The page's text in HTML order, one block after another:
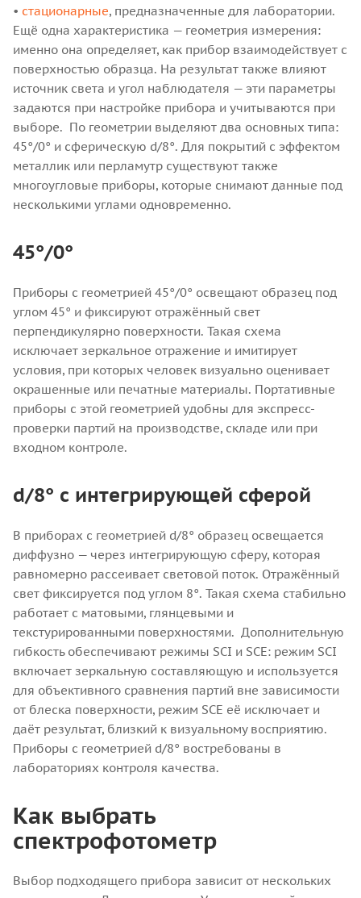
• стационарные, предназначенные для лаборатории.
Ещё одна характеристика — геометрия измерения:
именно она определяет, как прибор взаимодействует с
поверхностью образца. На результат также влияют
источник света и угол наблюдателя — эти параметры
задаются при настройке прибора и учитываются при
выборе. По геометрии выделяют два основных типа:
45°/0° и сферическую d/8°. Для покрытий с эффектом
металлик или перламутр существуют также
многоугловые приборы, которые снимают данные под
несколькими углами одновременно.
45°/0°
Приборы с геометрией 45°/0° освещают образец под
углом 45° и фиксируют отражённый свет
перпендикулярно поверхности. Такая схема
исключает зеркальное отражение и имитирует
условия, при которых человек визуально оценивает
окрашенные или печатные материалы. Портативные
приборы с этой геометрией удобны для экспресс-
проверки партий на производстве, складе или при
входном контроле.
d/8° с интегрирующей сферой
В приборах с геометрией d/8° образец освещается
диффузно — через интегрирующую сферу, которая
равномерно рассеивает световой поток. Отражённый
свет фиксируется под углом 8°. Такая схема стабильно
работает с матовыми, глянцевыми и
текстурированными поверхностями. Дополнительную
гибкость обеспечивают режимы SCI и SCE: режим SCI
включает зеркальную составляющую и используется
для объективного сравнения партий вне зависимости
от блеска поверхности, режим SCE её исключает и
даёт результат, близкий к визуальному восприятию.
Приборы с геометрией d/8° востребованы в
лабораториях контроля качества.
Как выбрать
спектрофотометр
Выбор подходящего прибора зависит от нескольких